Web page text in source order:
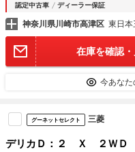
認定中古車 ディーラー保証
神奈川県川崎市高津区 東日
在庫を確認
今あなた
グーネットセレクト 三菱
デリカＤ：２ Ｘ ２Ｗ